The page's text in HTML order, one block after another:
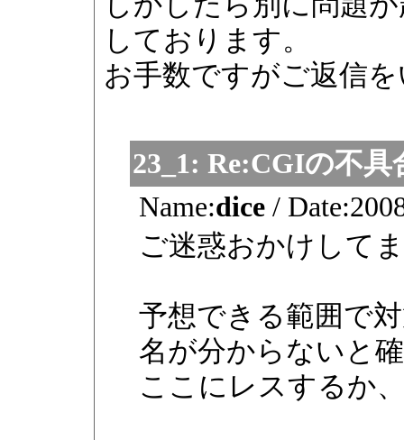
しております。
お手数ですがご返信
23_1: Re:CGIの不具
Name:dice/ Date:
ご迷惑おかけして
予想できる範囲で
名が分からないと
ここにレスするか